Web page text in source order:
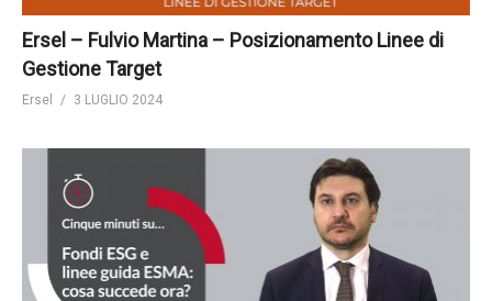
Ersel – Fulvio Martina – Posizionamento Linee di
Gestione Target
Ersel 3 LUGLIO 2024